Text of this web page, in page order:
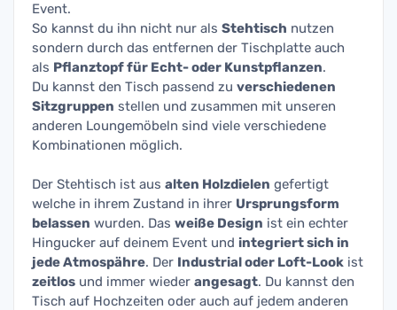
Event.
So kannst du ihn nicht nur als Stehtisch nutzen
sondern durch das entfernen der Tischplatte auch
als Pflanztopf für Echt- oder Kunstpflanzen.
Du kannst den Tisch passend zu verschiedenen
Sitzgruppen stellen und zusammen mit unseren
anderen Loungemöbeln sind viele verschiedene
Kombinationen möglich.
Der Stehtisch ist aus alten Holzdielen gefertigt
welche in ihrem Zustand in ihrer Ursprungsform
belassen wurden. Das weiße Design ist ein echter
Hingucker auf deinem Event und integriert sich in
jede Atmospähre. Der Industrial oder Loft-Look ist
zeitlos und immer wieder angesagt. Du kannst den
Tisch auf Hochzeiten oder auch auf jedem anderen